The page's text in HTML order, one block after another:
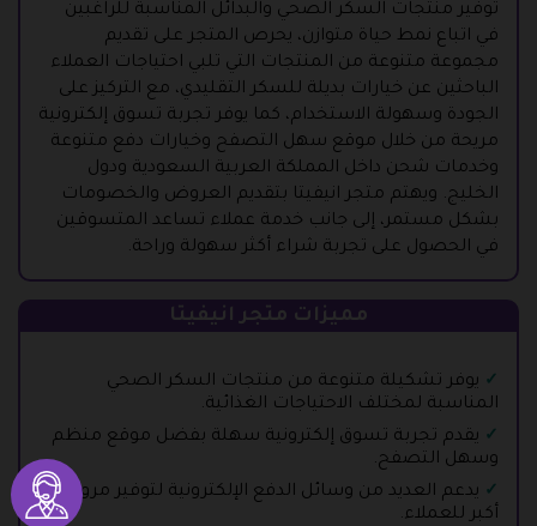
توفير منتجات السكر الصحي والبدائل المناسبة للراغبين
في اتباع نمط حياة متوازن، يحرص المتجر على تقديم
مجموعة متنوعة من المنتجات التي تلبي احتياجات العملاء
الباحثين عن خيارات بديلة للسكر التقليدي، مع التركيز على
الجودة وسهولة الاستخدام، كما يوفر تجربة تسوق إلكترونية
مريحة من خلال موقع سهل التصفح وخيارات دفع متنوعة
وخدمات شحن داخل المملكة العربية السعودية ودول
الخليج. ويهتم متجر انيفيتا بتقديم العروض والخصومات
بشكل مستمر، إلى جانب خدمة عملاء تساعد المتسوقين
في الحصول على تجربة شراء أكثر سهولة وراحة.
مميزات متجر انيفيتا
يوفر تشكيلة متنوعة من منتجات السكر الصحي
المناسبة لمختلف الاحتياجات الغذائية.
يقدم تجربة تسوق إلكترونية سهلة بفضل موقع منظم
وسهل التصفح.
يدعم العديد من وسائل الدفع الإلكترونية لتوفير مرونة
أكبر للعملاء.